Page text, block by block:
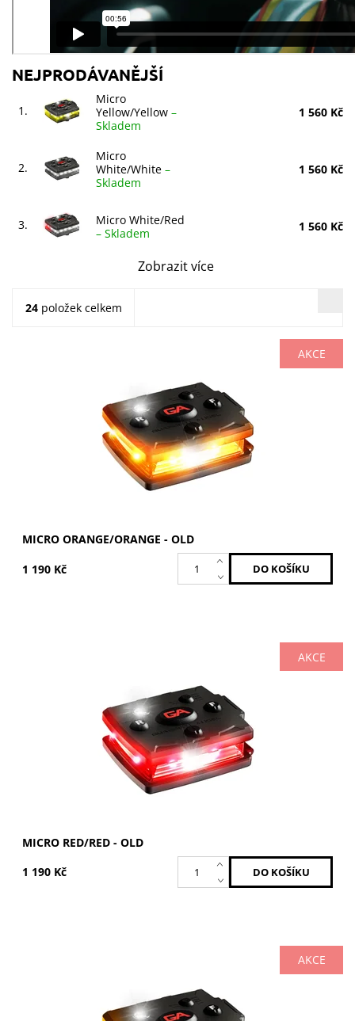
NEJPRODÁVANĚJŠÍ
1.
Micro
Yellow/Yellow –
Skladem
1 560 Kč
2.
Micro
White/White –
Skladem
1 560 Kč
3.
Micro White/Red
– Skladem 1 560 Kč
Zobrazit více
24 položek celkem
AKCE
MCR-O/O-OLD
GUARDIAN ANGEL
MICRO ORANGE/ORANGE - OLD
1 190 Kč
AKCE
MCR-R/R-OLD
GUARDIAN ANGEL
MICRO RED/RED - OLD
1 190 Kč
AKCE
MCR-W/O-OLD
GUARDIAN ANGEL